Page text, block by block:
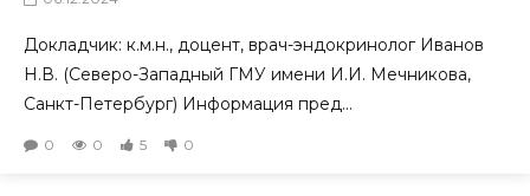
Докладчик: к.м.н., доцент, врач-эндокринолог Иванов
Н.В. (Северо-Западный ГМУ имени И.И. Мечникова,
Санкт-Петербург) Информация пред...
0 0 5 0